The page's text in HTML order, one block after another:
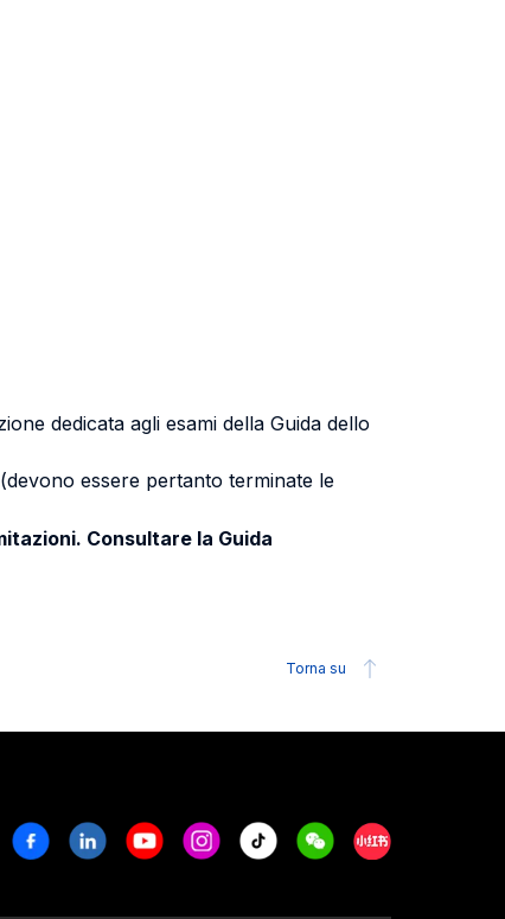
dedicata agli esami della Guida dello
essere pertanto terminate le
Consultare la Guida
Torna su
FacebookLinkedinYoutubeInstagram
Tiktok WeechatXiaohongshu/